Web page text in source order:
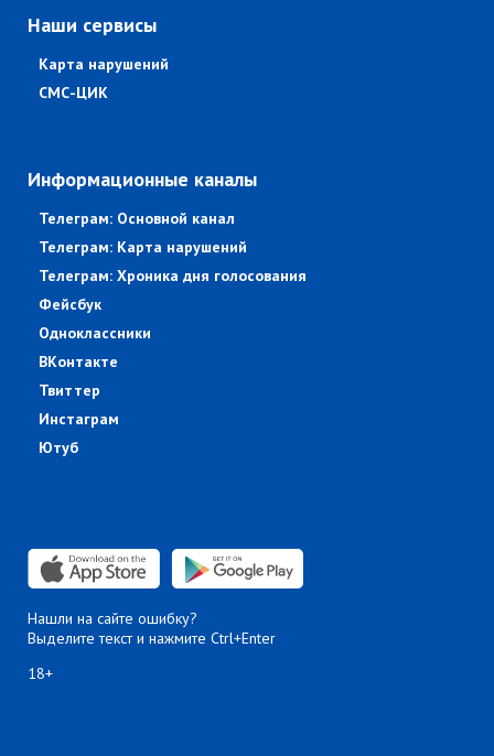
Наши сервисы
Карта нарушений
СМС-ЦИК
Информационные каналы
Телеграм: Основной канал
Телеграм: Карта нарушений
Телеграм: Хроника дня голосования
Фейсбук
Одноклассники
ВКонтакте
Твиттер
Инстаграм
Ютуб
Нашли на сайте ошибку?
Выделите текст и нажмите Ctrl+Enter
18+